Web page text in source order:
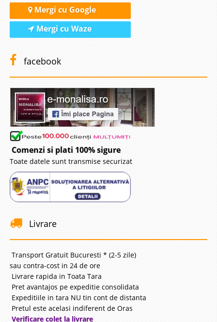
Mergi cu Google
Mergi cu Waze
facebook
Comenzi si plati 100% sigure
Toate datele sunt transmise securizat
Livrare
Transport Gratuit Bucuresti * (2-5 zile)
sau contra-cost in 24 de ore
Livrare rapida in Toata Tara
Pret avantajos pe expeditie consolidata
Expeditiile in tara NU tin cont de distanta
Pretul este acelasi indiferent de Oras
Verificare colet la livrare